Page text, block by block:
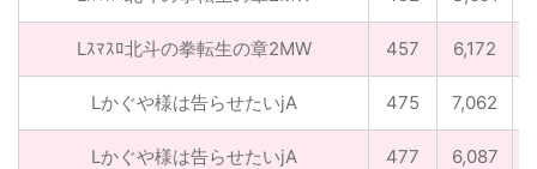
Lｽﾏｽﾛ北斗の拳転生の章2MW 457 6,172
Lかぐや様は告らせたいjA 475 7,062
Lかぐや様は告らせたいjA 477 6,087